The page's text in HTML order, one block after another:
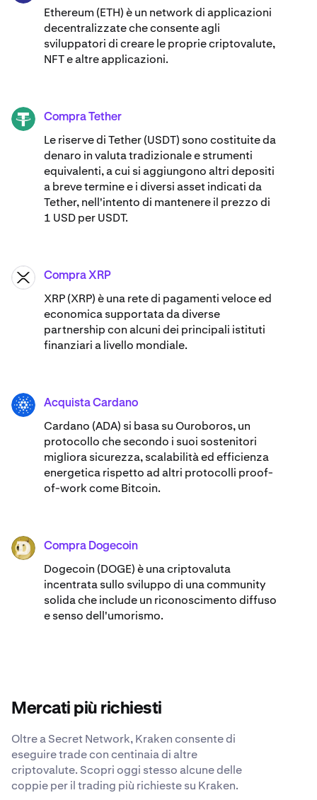
Ethereum (ETH) è un network di applicazioni
decentralizzate che consente agli
sviluppatori di creare le proprie criptovalute,
NFT e altre applicazioni.
USDT Compra Tether
Le riserve di Tether (USDT) sono costituite da
denaro in valuta tradizionale e strumenti
equivalenti, a cui si aggiungono altri depositi
a breve termine e i diversi asset indicati da
Tether, nell'intento di mantenere il prezzo di
1 USD per USDT.
XRP Compra XRP
XRP (XRP) è una rete di pagamenti veloce ed
economica supportata da diverse
partnership con alcuni dei principali istituti
finanziari a livello mondiale.
ADA Acquista Cardano
Cardano (ADA) ​​si basa su Ouroboros, un
protocollo che secondo i suoi sostenitori
migliora sicurezza, scalabilità ed efficienza
energetica rispetto ad altri protocolli proof-
of-work come Bitcoin.
DOGE Compra Dogecoin
Dogecoin (DOGE) è una criptovaluta
incentrata sullo sviluppo di una community
solida che include un riconoscimento diffuso
e senso dell'umorismo.
Mercati più richiesti
Oltre a Secret Network, Kraken consente di
eseguire trade con centinaia di altre
criptovalute. Scopri oggi stesso alcune delle
coppie per il trading più richieste su Kraken.